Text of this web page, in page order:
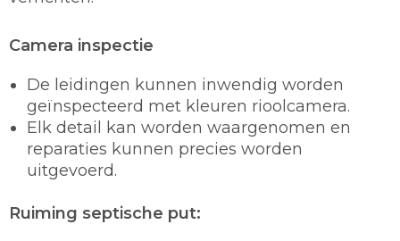
Camera inspectie
De leidingen kunnen inwendig worden
geïnspecteerd met kleuren rioolcamera.
Elk detail kan worden waargenomen en
reparaties kunnen precies worden
uitgevoerd.
Ruiming septische put: